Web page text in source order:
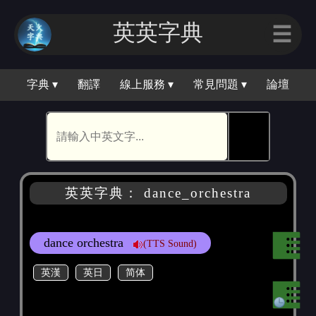
英英字典 ☰
字典 ▾ 翻譯 線上服務 ▾ 常見問題 ▾ 論壇
英英字典： dance_orchestra
dance orchestra (TTS Sound)
英漢 英日 简体